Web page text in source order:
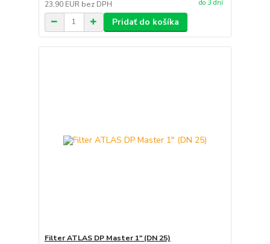
23,90 EUR bez DPH do 3 dní
Pridať do košíka
Filter ATLAS DP Master 1" (DN 25)